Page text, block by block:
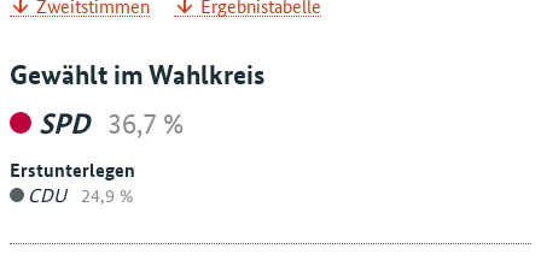
Gewählt im Wahlkreis
SPD 36,7 %
Erstunterlegen
CDU 24,9 %